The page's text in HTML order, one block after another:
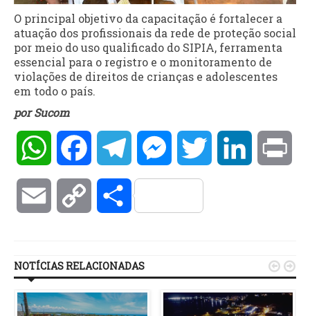
O principal objetivo da capacitação é fortalecer a
atuação dos profissionais da rede de proteção social
por meio do uso qualificado do SIPIA, ferramenta
essencial para o registro e o monitoramento de
violações de direitos de crianças e adolescentes
em todo o país.
por Sucom
WhatsAppFacebookTelegramMessengerTwitter LinkedIn
Email Copy Compartilhar
NOTÍCIAS RELACIONADAS  